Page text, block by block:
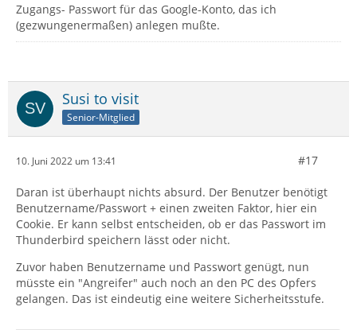
Zugangs- Passwort für das Google-Konto, das ich
(gezwungenermaßen) anlegen mußte.
Susi to visit
Senior-Mitglied
10. Juni 2022 um 13:41 #17
Daran ist überhaupt nichts absurd. Der Benutzer benötigt
Benutzername/Passwort + einen zweiten Faktor, hier ein
Cookie. Er kann selbst entscheiden, ob er das Passwort im
Thunderbird speichern lässt oder nicht.
Zuvor haben Benutzername und Passwort genügt, nun
müsste ein "Angreifer" auch noch an den PC des Opfers
gelangen. Das ist eindeutig eine weitere Sicherheitsstufe.